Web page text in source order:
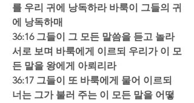
를 우리 귀에 낭독하라 바룩이 그들의 귀
에 낭독하매
36:16 그들이 그 모든 말씀을 듣고 놀라
서로 보며 바룩에게 이르되 우리가 이 모
든 말을 왕에게 아뢰리라
36:17 그들이 또 바룩에게 물어 이르되
너는 그가 불러 주는 이 모든 말을 어떻